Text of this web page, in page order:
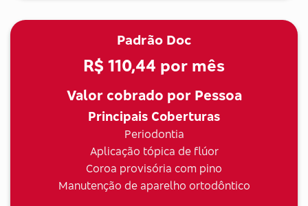
Padrão Doc
R$ 110,44 por mês
Valor cobrado por Pessoa
Principais Coberturas
Periodontia
Aplicação tópica de flúor
Coroa provisória com pino
Manutenção de aparelho ortodôntico